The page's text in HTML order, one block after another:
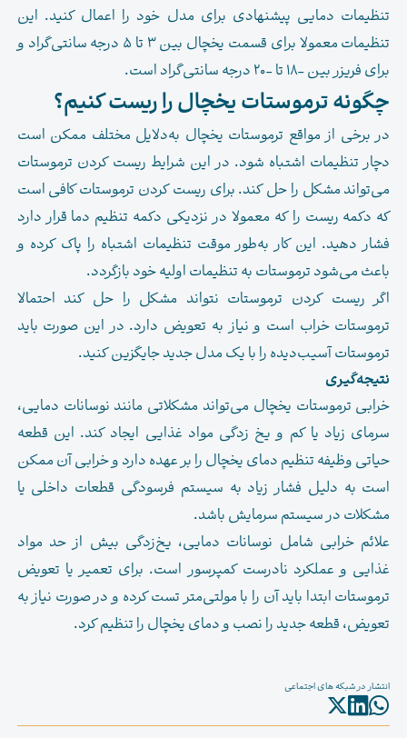
تنظیمات دمایی پیشنهادی برای مدل خود را اعمال کنید. این
تنظیمات معمولا برای قسمت یخچال بین ۳ تا ۵ درجه سانتی‌گراد و
برای فریزر بین -۱۸ تا -۲۰ درجه سانتی‌گراد است.
چگونه ترموستات یخچال را ریست کنیم؟
در برخی از مواقع ترموستات یخچال به‌دلایل مختلف ممکن است
دچار تنظیمات اشتباه شود. در این شرایط ریست کردن ترموستات
می‌تواند مشکل را حل کند. برای ریست کردن ترموستات کافی است
که دکمه ریست را که معمولا در نزدیکی دکمه تنظیم دما قرار دارد
فشار دهید. این کار به‌طور موقت تنظیمات اشتباه را پاک کرده و
باعث می‌شود ترموستات به تنظیمات اولیه خود بازگردد.
اگر ریست کردن ترموستات نتواند مشکل را حل کند احتمالا
ترموستات خراب است و نیاز به تعویض دارد. در این صورت باید
ترموستات آسیب‌دیده را با یک مدل جدید جایگزین کنید.
نتیجه‌گیری
خرابی ترموستات یخچال می‌تواند مشکلاتی مانند نوسانات دمایی،
سرمای زیاد یا کم و یخ زدگی مواد غذایی ایجاد کند. این قطعه
حیاتی وظیفه تنظیم دمای یخچال را بر عهده دارد و خرابی آن ممکن
است به دلیل فشار زیاد به سیستم فرسودگی قطعات داخلی یا
مشکلات در سیستم سرمایش باشد.
علائم خرابی شامل نوسانات دمایی، یخ‌زدگی بیش از حد مواد
غذایی و عملکرد نادرست کمپرسور است. برای تعمیر یا تعویض
ترموستات ابتدا باید آن را با مولتی‌متر تست کرده و در صورت نیاز به
تعویض، قطعه جدید را نصب و دمای یخچال را تنظیم کرد.
انتشار در شبکه های اجتماعی